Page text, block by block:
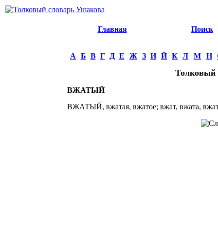
Главная Поиск
А Б В Г Д Е Ж З И Й К Л М Н
Толковый
ВЖАТЫЙ
ВЖАТЫЙ, вжатая, вжатое; вжат, вжата,